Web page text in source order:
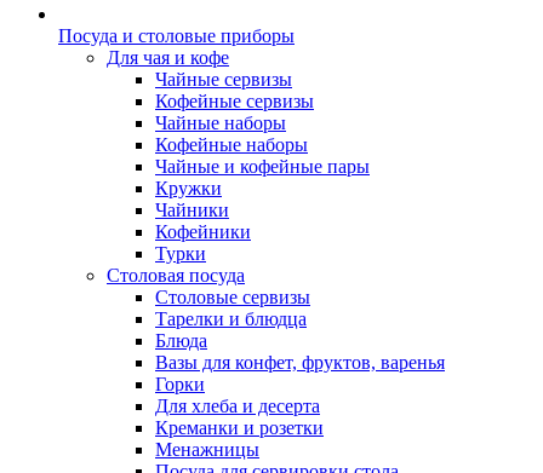
Посуда и столовые приборы
Для чая и кофе
Чайные сервизы
Кофейные сервизы
Чайные наборы
Кофейные наборы
Чайные и кофейные пары
Кружки
Чайники
Кофейники
Турки
Столовая посуда
Столовые сервизы
Тарелки и блюдца
Блюда
Вазы для конфет, фруктов, варенья
Горки
Для хлеба и десерта
Креманки и розетки
Менажницы